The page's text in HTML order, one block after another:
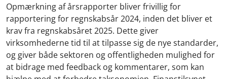
Opmærkning af årsrapporter bliver frivillig for
rapportering for regnskabsår 2024, inden det bliver et
krav fra regnskabsåret 2025. Dette giver
virksomhederne tid til at tilpasse sig de nye standarder,
og giver både sektoren og offentligheden mulighed for
at bidrage med feedback og kommentarer, som kan